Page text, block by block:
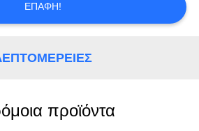
ΕΠΑΦΉ!
προϊόντα